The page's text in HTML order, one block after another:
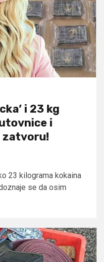
i 23 kg
i
zatvoru!
23 kilograma kokaina
se da osim